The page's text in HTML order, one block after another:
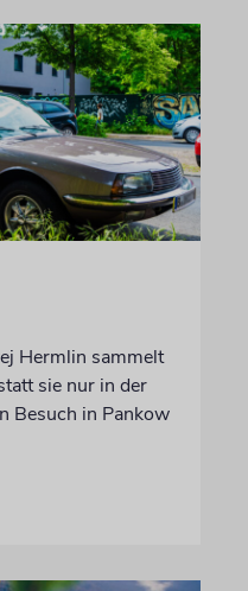
Hermlin sammelt
sie nur in der
Besuch in Pankow